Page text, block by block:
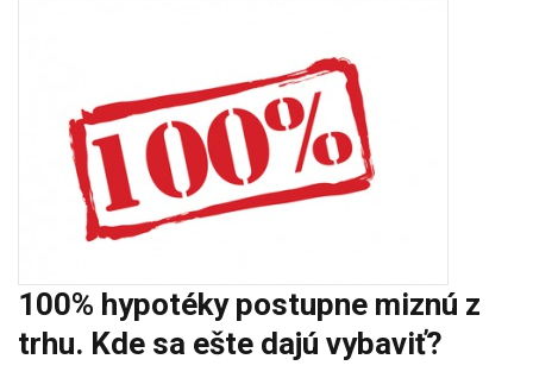
100% hypotéky postupne miznú z
trhu. Kde sa ešte dajú vybaviť?